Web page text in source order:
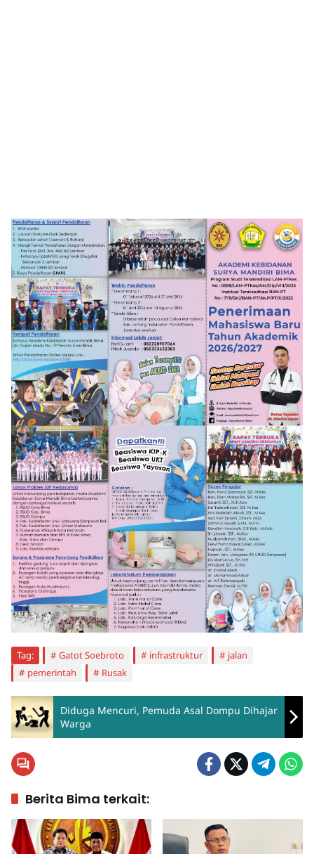
Tag: Gatot Soebroto infrastruktur
jalan
pemerintah
Rusak
Diduga Mencuri, Pemuda Asal Dompu Dihajar
Warga
Berita Bima terkait: